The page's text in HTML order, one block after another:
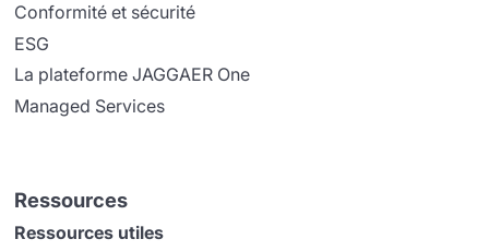
Conformité et sécurité
ESG
La plateforme JAGGAER One
Managed Services
Ressources
Ressources utiles